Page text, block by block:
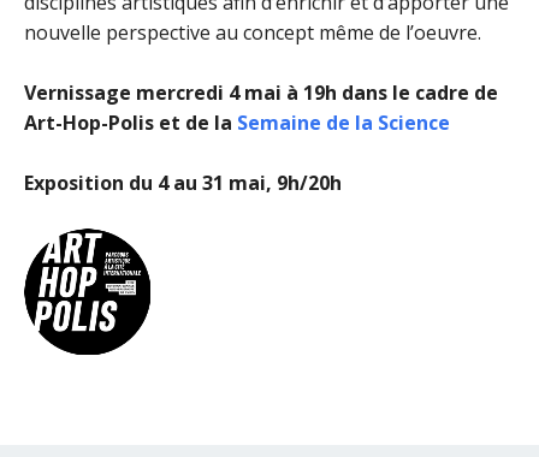
nouvelle perspective au concept même de l’oeuvre.
Vernissage mercredi 4 mai à 19h dans le cadre de
Art-Hop-Polis et de la Semaine de la Science
Exposition du 4 au 31 mai, 9h/20h